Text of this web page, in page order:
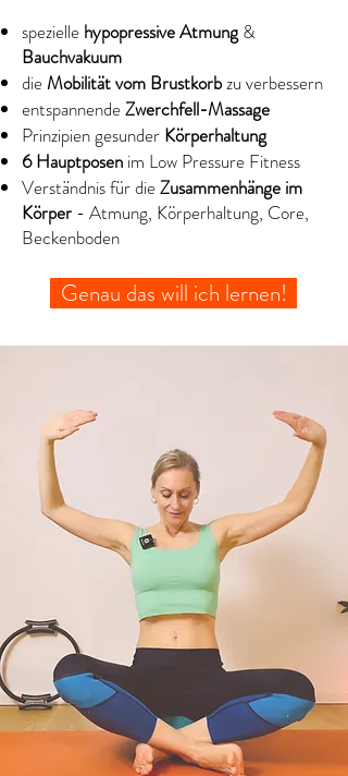
spezielle hypopressive Atmung &
Bauchvakuum
dieMobilität vom Brustkorbzu verbessern
entspannendeZwerchfell-Massage
Prinzipien gesunder Körperhaltung
6 Hauptposen im Low Pressure Fitness
Verständnis für dieZusammenhänge im
Körper - Atmung, Körperhaltung, Core,
Beckenboden
Genau das will ich lernen!